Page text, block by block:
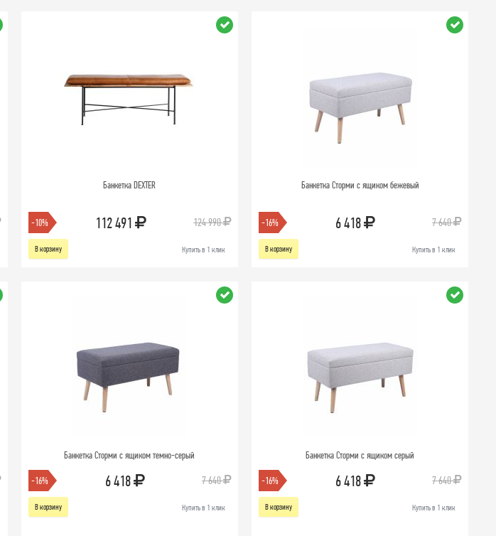
Банкетка DEXTER
-10% 112 491 124 990
В корзину Купить в 1 клик
Банкетка Сторми с ящиком бежевый
-16% 6 418 7 640
В корзину Купить в 1 клик
Банкетка Сторми с ящиком темно-серый
-16% 6 418 7 640
В корзину Купить в 1 клик
Банкетка Сторми с ящиком серый
-16% 6 418 7 640
В корзину Купить в 1 клик